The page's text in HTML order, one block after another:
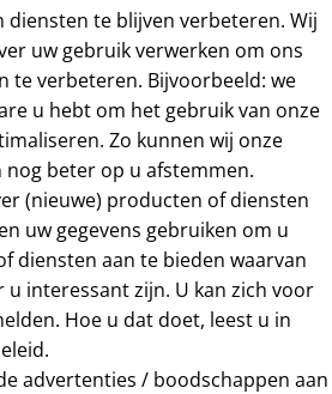
diensten te blijven verbeteren. Wij
uw gebruik verwerken om ons
te verbeteren. Bijvoorbeeld: we
u hebt om het gebruik van onze
Zo kunnen wij onze
beter op u afstemmen.
(nieuwe) producten of diensten
uw gegevens gebruiken om u
diensten aan te bieden waarvan
interessant zijn. U kan zich voor
Hoe u dat doet, leest u in
advertenties / boodschappen aan